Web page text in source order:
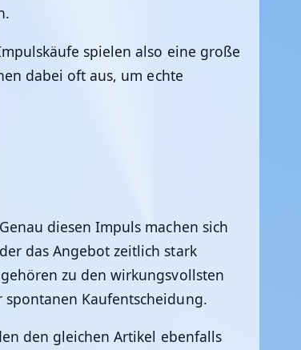
spielen also eine große
dabei oft aus, um echte
diesen Impuls machen sich
das Angebot zeitlich stark
zu den wirkungsvollsten
Kaufentscheidung.
den gleichen Artikel ebenfalls